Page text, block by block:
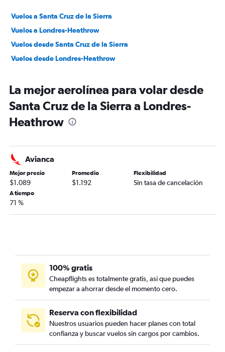
Vuelos a Santa Cruz de la Sierra
Vuelos a Londres-Heathrow
Vuelos desde Santa Cruz de la Sierra
Vuelos desde Londres-Heathrow
La mejor aerolínea para volar desde
Santa Cruz de la Sierra a Londres-
Heathrow
Avianca
Mejor precio
$1.089
Promedio
$1.192
Flexibilidad
Sin tasa de cancelación
A tiempo
71 %
100% gratis
Cheapflights es totalmente gratis, así que puedes
empezar a ahorrar desde el momento cero.
Reserva con flexibilidad
Nuestros usuarios pueden hacer planes con total
confianza y buscar vuelos sin cargos por cambios.